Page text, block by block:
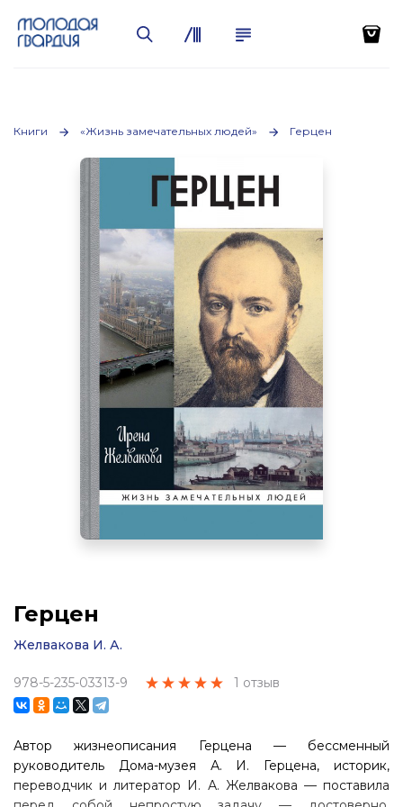
Книги «Жизнь замечательных людей» Герцен
Герцен
Желвакова И. А.
978-5-235-03313-9 1 отзыв
Автор жизнеописания Герцена — бессменный
руководитель Дома-музея А. И. Герцена, историк,
переводчик и литератор И. А. Желвакова — поставила